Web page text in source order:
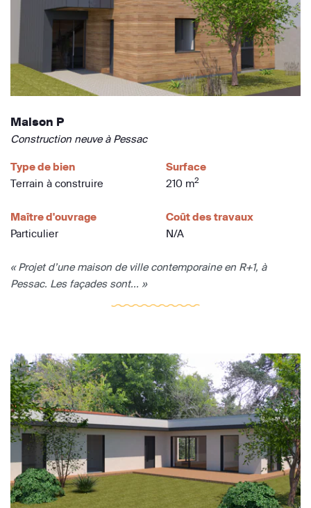
Maison P
Construction neuve à Pessac
Type de bien
Terrain à construire
Surface
210 m2
Maître d'ouvrage
Particulier
Coût des travaux
N/A
« Projet d’une maison de ville contemporaine en R+1, à
Pessac. Les façades sont... »